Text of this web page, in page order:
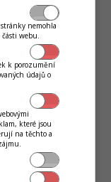
do obchodního
sídla: 70 Kč,
70 Kč.
výše je 2 700
nemohla
webu.
k porozumění
údajů o
které jsou
na těchto a